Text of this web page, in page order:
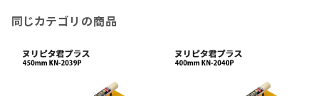
同じカテゴリの商品